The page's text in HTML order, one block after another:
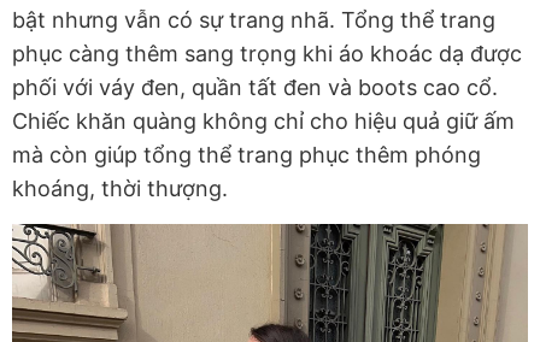
bật nhưng vẫn có sự trang nhã. Tổng thể trang
phục càng thêm sang trọng khi áo khoác dạ được
phối với váy đen, quần tất đen và boots cao cổ.
Chiếc khăn quàng không chỉ cho hiệu quả giữ ấm
mà còn giúp tổng thể trang phục thêm phóng
khoáng, thời thượng.